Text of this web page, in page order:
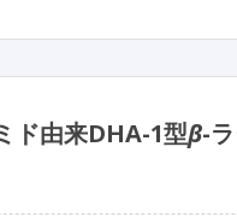
ド由来DHA-1型β-